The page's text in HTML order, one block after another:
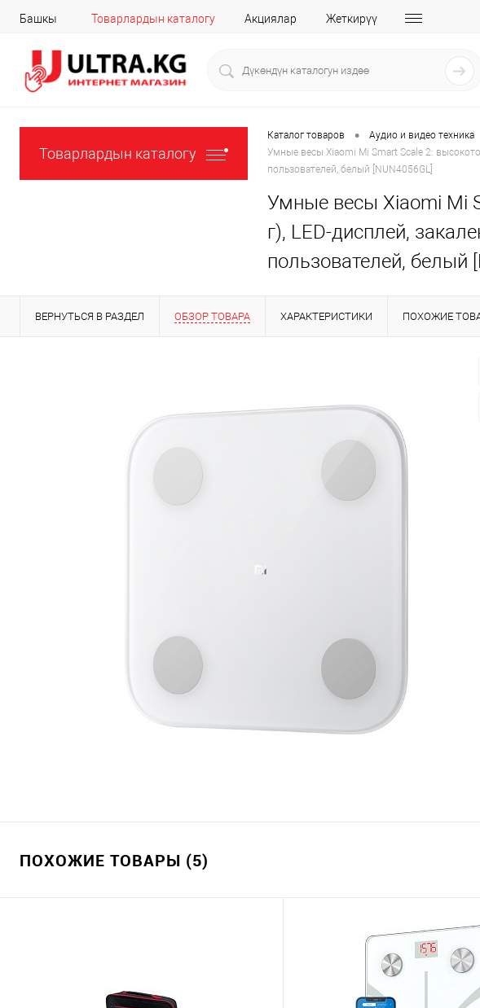
Башкы Товарлардын каталогу Акциялар Жеткирүү
Товарлардын каталогу
Каталог товаров • Аудио и видео техника
Умные весы Xiaomi Mi Smart Scale 2:
пользователей, белый [NUN4056GL]
Умные весы Xiaomi Mi
г), LED-дисплей,
пользователей, белый
ВЕРНУТЬСЯ В РАЗДЕЛ ОБЗОР ТОВАРА ХАРАКТЕРИСТИКИ ПОХОЖИЕ
ПОХОЖИЕ ТОВАРЫ (5)